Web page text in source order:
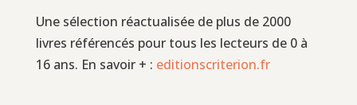
Une sélection réactualisée de plus de 2000
livres référencés pour tous les lecteurs de 0 à
16 ans. En savoir + : editionscriterion.fr